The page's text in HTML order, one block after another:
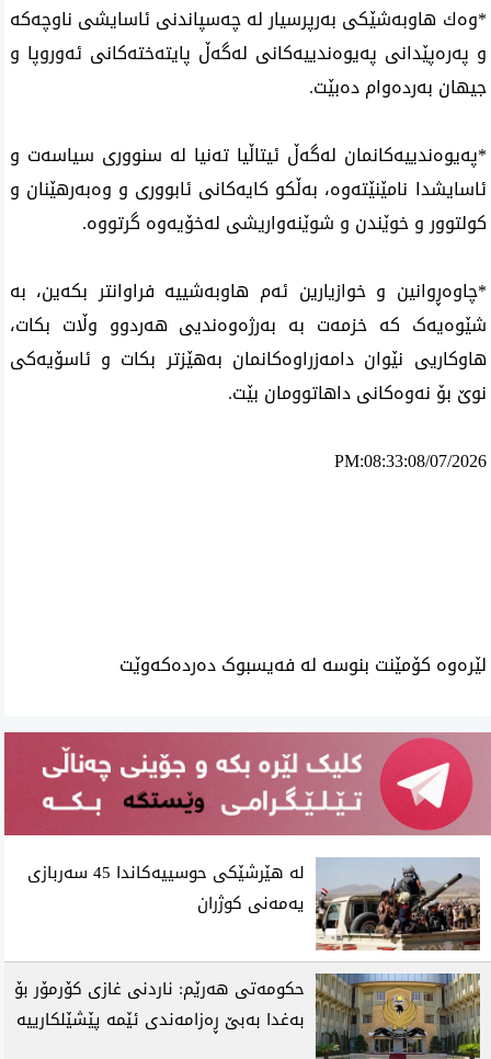
*وه‌ك هاوبه‌شێكی به‌رپرسیار له‌ چه‌سپاندنی ئاسایشی ناوچه‌كه‌
و په‌ره‌پێدانی په‌یوه‌ندییه‌كانی له‌گه‌ڵ پایته‌خته‌كانی ئه‌وروپا و
جیهان به‌رده‌وام ده‌بێت.
*پەیوەندییەکانمان لەگەڵ ئیتاڵیا تەنیا لە سنووری سیاسەت و
ئاسایشدا نامێنێتەوە، بەڵکو کایەکانی ئابووری و وەبەرهێنان و
کولتوور و خوێندن و شوێنەواریشی لەخۆیەوە گرتووە.
*چاوەڕوانین و خوازیارین ئەم هاوبەشییە فراوانتر بکەین، بە
شێوەیەک کە خزمەت بە بەرژەوەندیی هەردوو وڵات بکات،
هاوکاریی نێوان دامەزراوەکانمان بەهێزتر بکات و ئاسۆیەکی
نوێ بۆ نەوەکانی داهاتوومان بێت.
PM:08:33:08/07/2026
لێرەوە کۆمێنت بنوسە لە فەیسبوک دەردەکەوێت
لە هێرشێکی حوسییەکاندا 45 سەربازی
یەمەنی کوژران
حکومەتی هەرێم: ناردنی غازی کۆرمۆر بۆ
بەغدا بەبێ ڕەزامەندی ئێمە پێشێلکارییە